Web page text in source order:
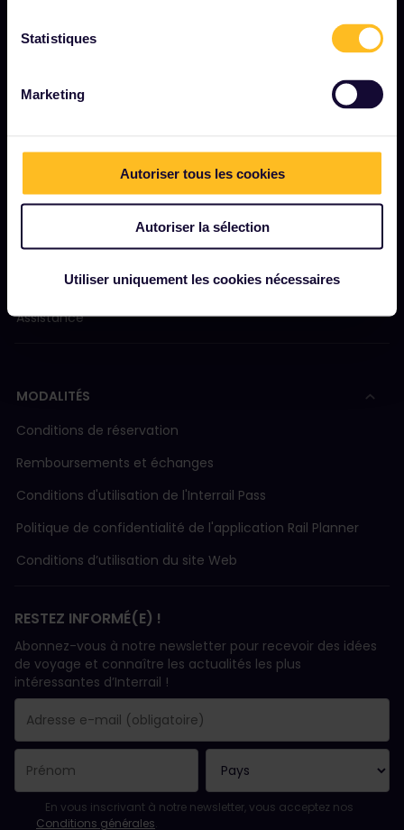
Statistiques
Marketing
Autoriser tous les cookies
Autoriser la sélection
Utiliser uniquement les cookies nécessaires
Rapport d'impact d'Interrail
Interrail, c'est quoi ?
Communauté
Tourisme durable
Assistance
MODALITÉS
Conditions de réservation
Remboursements et échanges
Conditions d'utilisation de l'Interrail Pass
Politique de confidentialité de l'application Rail Planner
Conditions d’utilisation du site Web
RESTEZ INFORMÉ(E) !
Abonnez-vous à notre newsletter pour recevoir des idées
de voyage et connaître les actualités les plus
intéressantes d’Interrail !
Votre abonnement a bien été pris en compte.
Le champ adresse e-mail est obligatoire.
L'adresse e-mail n'est pas valide !
L'inscription à la newsletter a échoué. Veuillez réessayer
Vous êtes déjà abonné(e) à cette newsletter.
Veuillez accepter les conditions générales pour vous inscrire à
En vous inscrivant à notre newsletter, vous acceptez nos
Conditions générales.